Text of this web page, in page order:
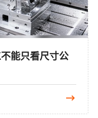
能只看尺寸公